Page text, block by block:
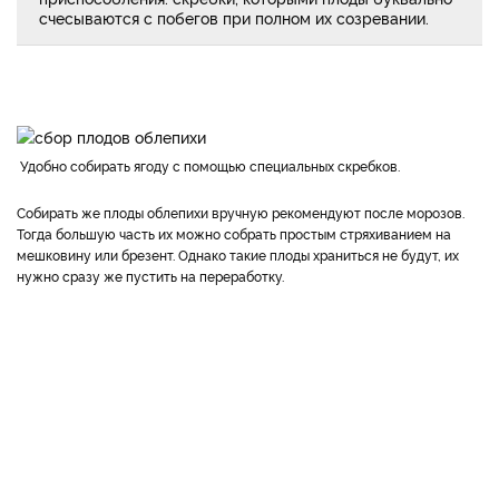
счесываются с побегов при полном их созревании.
Удобно собирать ягоду с помощью специальных скребков.
Собирать же плоды облепихи вручную рекомендуют после морозов.
Тогда большую часть их можно собрать простым стряхиванием на
мешковину или брезент. Однако такие плоды храниться не будут, их
нужно сразу же пустить на переработку.